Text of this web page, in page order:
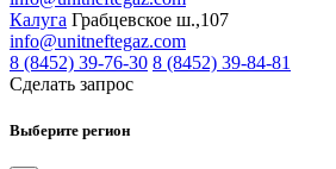
Калуга Грабцевское ш.,107
info@unitneftegaz.com
8 (8452) 39-76-30 8 (8452) 39-84-81
Сделать запрос
Выберите регион